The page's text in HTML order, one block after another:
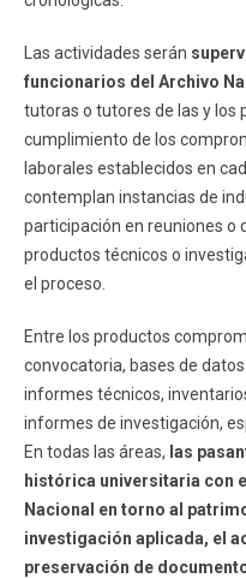
Las actividades serán
funcionarios del Archivo
tutoras o tutores de las y los
cumplimiento de los
laborales establecidos en
contemplan instancias de
participación en reuniones o
productos técnicos o
el proceso.
Entre los productos
convocatoria, bases de
informes técnicos,
informes de investigación,
En todas las áreas, las
histórica universitaria con
Nacional en torno al
investigación aplicada, el
preservación de